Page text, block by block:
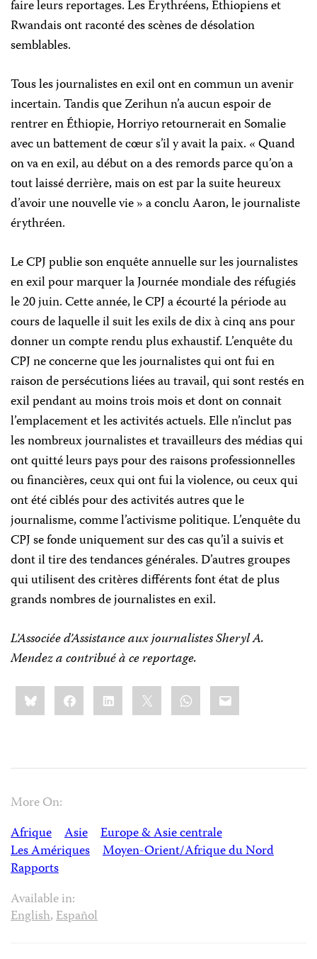
faire leurs reportages. Les Érythréens, Éthiopiens et
Rwandais ont raconté des scènes de désolation
semblables.
Tous les journalistes en exil ont en commun un avenir
incertain. Tandis que Zerihun n’a aucun espoir de
rentrer en Éthiopie, Horriyo retournerait en Somalie
avec un battement de cœur s’il y avait la paix. « Quand
on va en exil, au début on a des remords parce qu’on a
tout laissé derrière, mais on est par la suite heureux
d’avoir une nouvelle vie » a conclu Aaron, le journaliste
érythréen.
Le CPJ publie son enquête annuelle sur les journalistes
en exil pour marquer la Journée mondiale des réfugiés
le 20 juin. Cette année, le CPJ a écourté la période au
cours de laquelle il suit les exils de dix à cinq ans pour
donner un compte rendu plus exhaustif. L’enquête du
CPJ ne concerne que les journalistes qui ont fui en
raison de persécutions liées au travail, qui sont restés en
exil pendant au moins trois mois et dont on connait
l’emplacement et les activités actuels. Elle n’inclut pas
les nombreux journalistes et travailleurs des médias qui
ont quitté leurs pays pour des raisons professionnelles
ou financières, ceux qui ont fui la violence, ou ceux qui
ont été ciblés pour des activités autres que le
journalisme, comme l’activisme politique. L’enquête du
CPJ se fonde uniquement sur des cas qu’il a suivis et
dont il tire des tendances générales. D’autres groupes
qui utilisent des critères différents font état de plus
grands nombres de journalistes en exil.
L’Associée d’Assistance aux journalistes Sheryl A.
Mendez a contribué à ce reportage.
Share
this:BlueskyFacebookLinkedIn WhatsApp
Email
More On:
Afrique
Asie
Europe & Asie centrale
Les Amériques
Moyen-Orient/Afrique du Nord
Rapports
Available in:
English,Español